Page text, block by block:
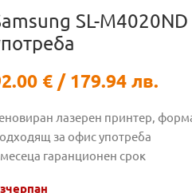
SL-
€ / 179.94 лв.
лазерен принтер,
за офис употреба
гаранционен срок